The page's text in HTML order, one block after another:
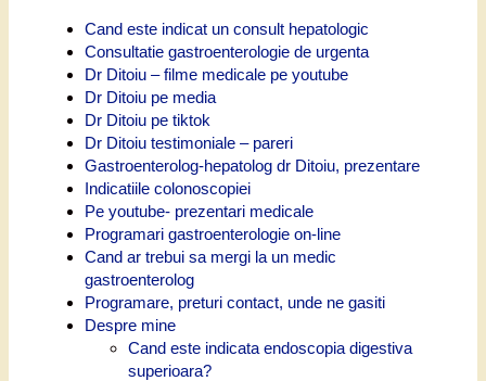
Cand este indicat un consult hepatologic
Consultatie gastroenterologie de urgenta
Dr Ditoiu – filme medicale pe youtube
Dr Ditoiu pe media
Dr Ditoiu pe tiktok
Dr Ditoiu testimoniale – pareri
Gastroenterolog-hepatolog dr Ditoiu, prezentare
Indicatiile colonoscopiei
Pe youtube- prezentari medicale
Programari gastroenterologie on-line
Cand ar trebui sa mergi la un medic
gastroenterolog
Programare, preturi contact, unde ne gasiti
Despre mine
Cand este indicata endoscopia digestiva
superioara?